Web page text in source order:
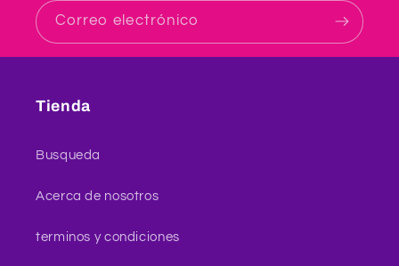
Correo electrónico
Tienda
Busqueda
Acerca de nosotros
terminos y condiciones